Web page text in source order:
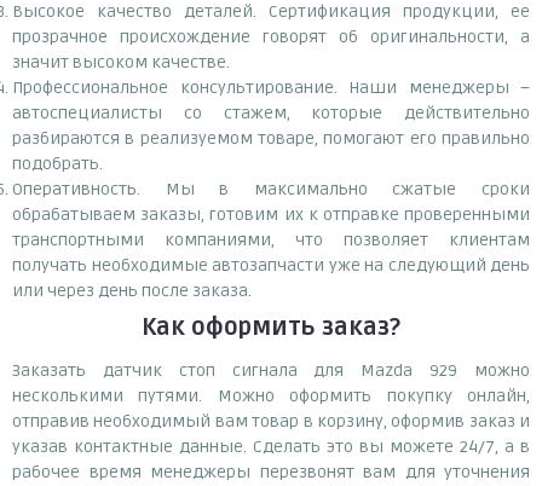
Высокое качество деталей. Сертификация продукции, ее
прозрачное происхождение говорят об оригинальности, а
значит высоком качестве.
Профессиональное консультирование. Наши менеджеры –
автоспециалисты со стажем, которые действительно
разбираются в реализуемом товаре, помогают его правильно
подобрать.
Оперативность. Мы в максимально сжатые сроки
обрабатываем заказы, готовим их к отправке проверенными
транспортными компаниями, что позволяет клиентам
получать необходимые автозапчасти уже на следующий день
или через день после заказа.
Как оформить заказ?
Заказать датчик стоп сигнала для Mazda 929 можно
несколькими путями. Можно оформить покупку онлайн,
отправив необходимый вам товар в корзину, оформив заказ и
указав контактные данные. Сделать это вы можете 24/7, а в
рабочее время менеджеры перезвонят вам для уточнения